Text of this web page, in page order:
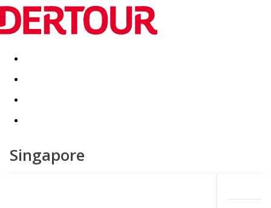
Destinatii Vacanta perfecta OFERTE DE NERATAT
Singapore